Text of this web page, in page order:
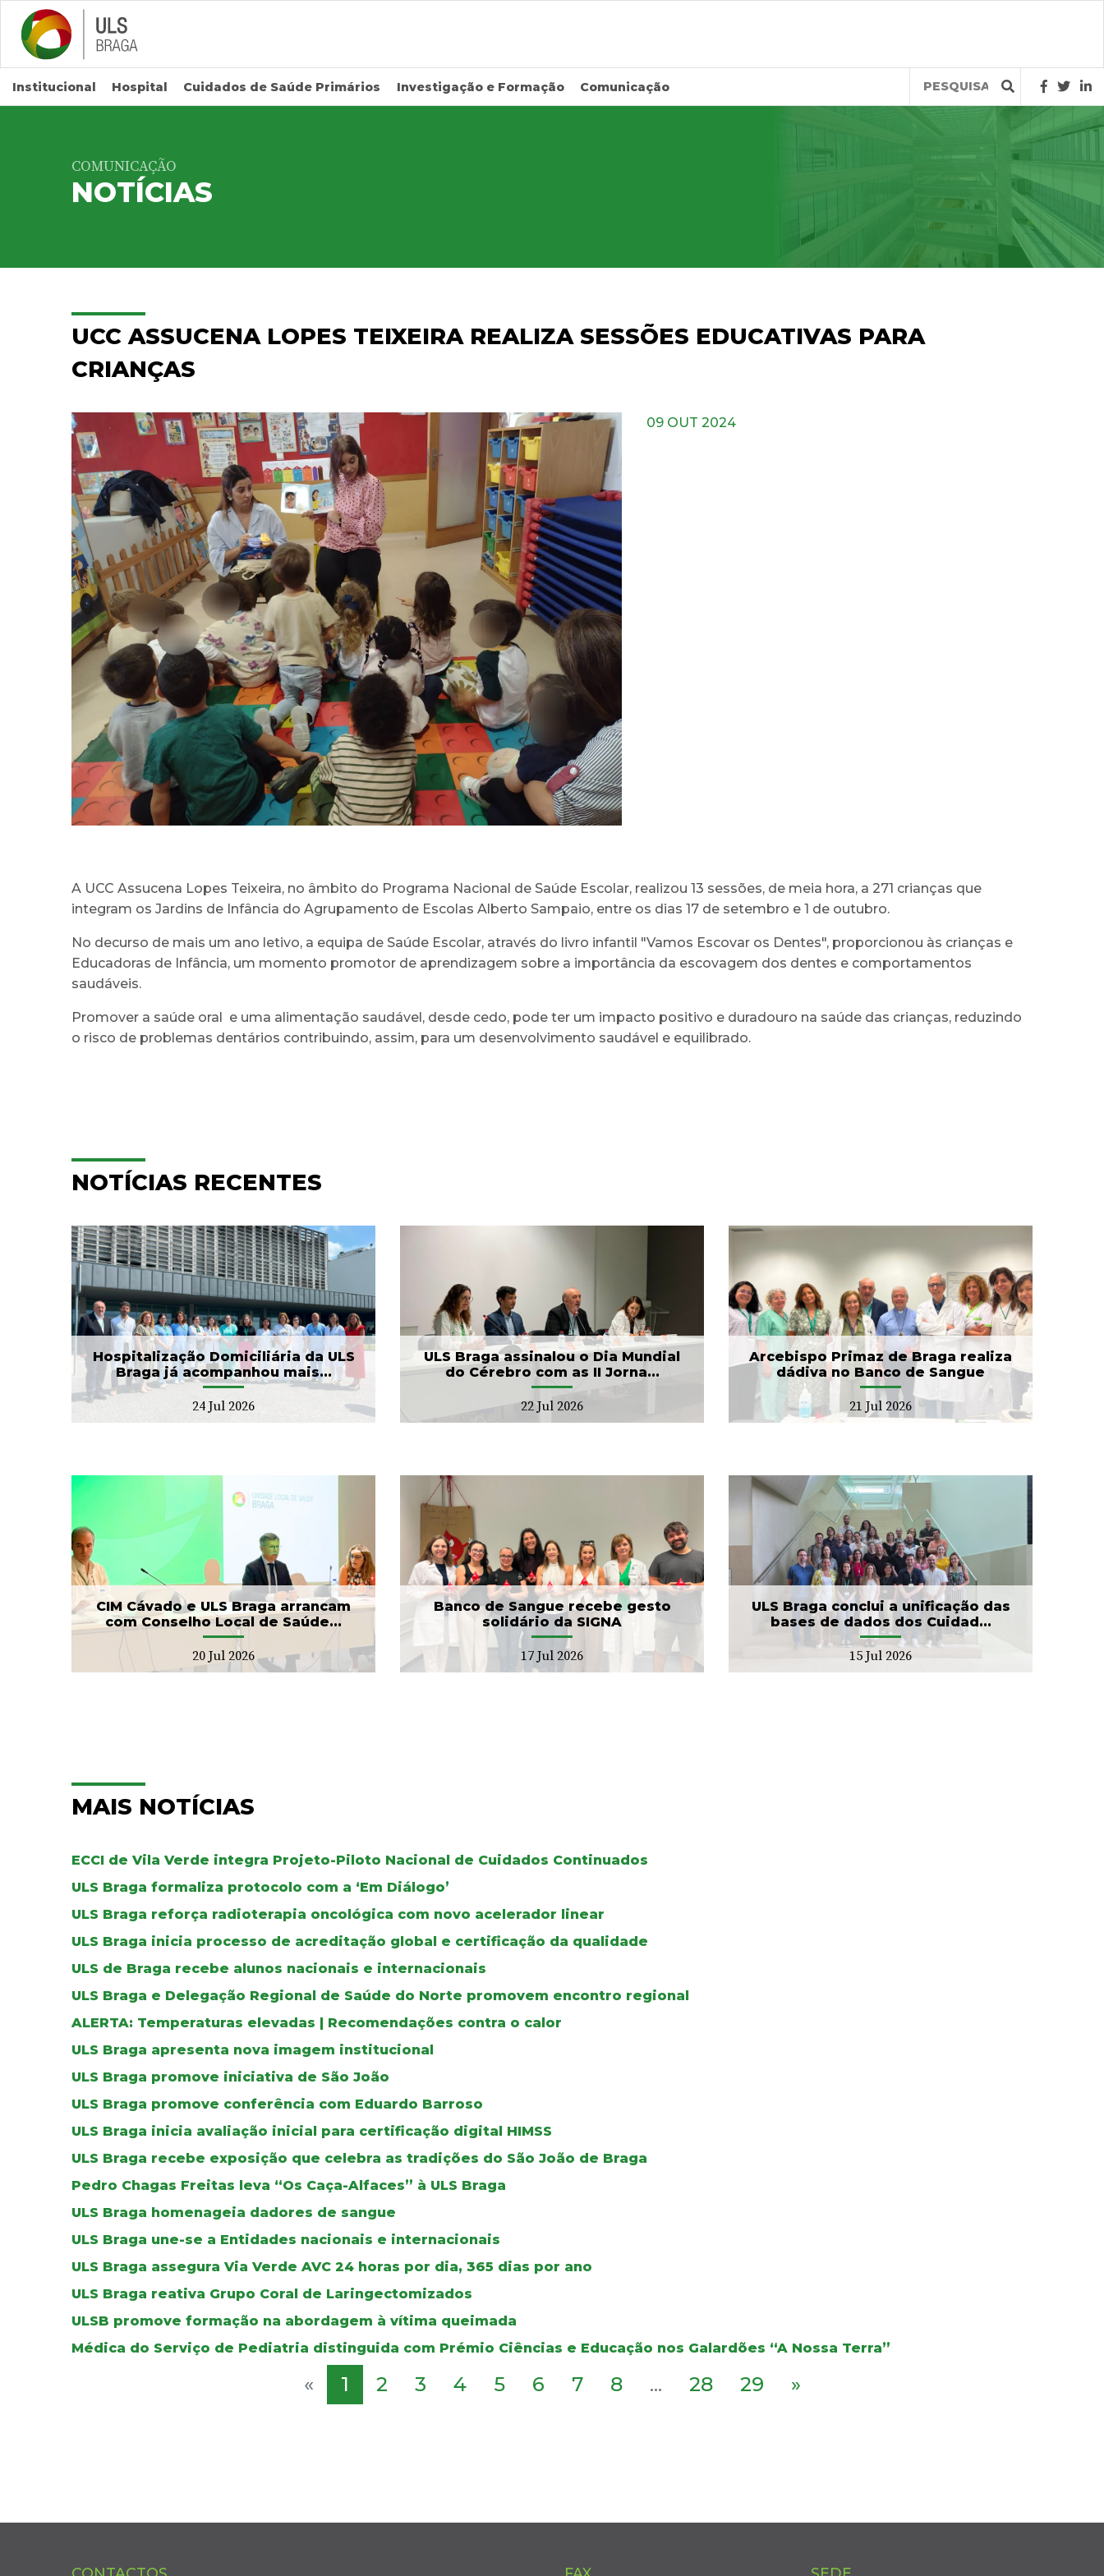
Saltar para conteúdo principal
Institucional Hospital Cuidados de Saúde Primários Investigação e Formação Comunicação
Query
COMUNICAÇÃO
NOTÍCIAS
UCC ASSUCENA LOPES TEIXEIRA REALIZA SESSÕES EDUCATIVAS PARA
CRIANÇAS
09 OUT 2024
A UCC Assucena Lopes Teixeira, no âmbito do Programa Nacional de Saúde Escolar, realizou 13 sessões, de meia hora, a 271 crianças que
integram os Jardins de Infância do Agrupamento de Escolas Alberto Sampaio, entre os dias 17 de setembro e 1 de outubro.
No decurso de mais um ano letivo, a equipa de Saúde Escolar, através do livro infantil "Vamos Escovar os Dentes", proporcionou às crianças e
Educadoras de Infância, um momento promotor de aprendizagem sobre a importância da escovagem dos dentes e comportamentos
saudáveis.
Promover a saúde oral e uma alimentação saudável, desde cedo, pode ter um impacto positivo e duradouro na saúde das crianças, reduzindo
o risco de problemas dentários contribuindo, assim, para um desenvolvimento saudável e equilibrado.
NOTÍCIAS RECENTES
Hospitalização Domiciliária da ULS
Braga já acompanhou mais...
24 Jul 2026
ULS Braga assinalou o Dia Mundial
do Cérebro com as II Jorna...
22 Jul 2026
ULS Braga assinalou o Dia
Mundial do Cérebro com
as II Jorna...
22 Jul 2026
Arcebispo Primaz de Braga realiza
dádiva no Banco de Sangue
21 Jul 2026
Arcebispo Primaz de
Braga realiza dádiva no
Banco de Sangue
21 Jul 2026
CIM Cávado e ULS Braga arrancam
com Conselho Local de Saúde...
20 Jul 2026
Banco de Sangue recebe gesto
solidário da SIGNA
17 Jul 2026
Banco de Sangue recebe
gesto solidário da SIGNA
17 Jul 2026
ULS Braga conclui a unificação das
bases de dados dos Cuidad...
15 Jul 2026
ULS Braga conclui a
unificação das bases de
dados dos Cuidad...
15 Jul 2026
MAIS NOTÍCIAS
ECCI de Vila Verde integra Projeto-Piloto Nacional de Cuidados Continuados
ULS Braga formaliza protocolo com a ‘Em Diálogo’
ULS Braga reforça radioterapia oncológica com novo acelerador linear
ULS Braga inicia processo de acreditação global e certificação da qualidade
ULS de Braga recebe alunos nacionais e internacionais
ULS Braga e Delegação Regional de Saúde do Norte promovem encontro regional
ALERTA: Temperaturas elevadas | Recomendações contra o calor
ULS Braga apresenta nova imagem institucional
ULS Braga promove iniciativa de São João
ULS Braga promove conferência com Eduardo Barroso
ULS Braga inicia avaliação inicial para certificação digital HIMSS
ULS Braga recebe exposição que celebra as tradições do São João de Braga
Pedro Chagas Freitas leva “Os Caça-Alfaces” à ULS Braga
ULS Braga homenageia dadores de sangue
ULS Braga une-se a Entidades nacionais e internacionais
ULS Braga assegura Via Verde AVC 24 horas por dia, 365 dias por ano
ULS Braga reativa Grupo Coral de Laringectomizados
ULSB promove formação na abordagem à vítima queimada
Médica do Serviço de Pediatria distinguida com Prémio Ciências e Educação nos Galardões “A Nossa Terra”
« 1 2 3 4 5 6 7 8 ... 28 29 »